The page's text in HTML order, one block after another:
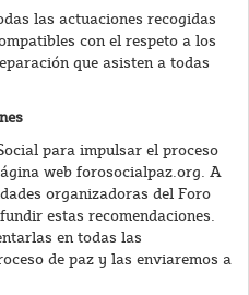
las actuaciones recogidas
con el respeto a los
que asisten a todas
para impulsar el proceso
web forosocialpaz.org. A
organizadoras del Foro
estas recomendaciones.
en todas las
de paz y las enviaremos a